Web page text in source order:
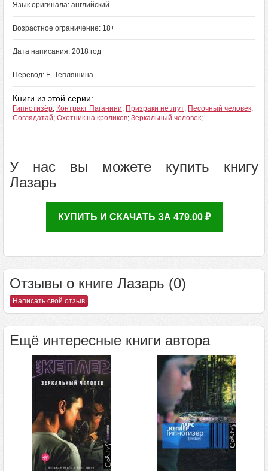
Язык оригинала: английский
Возрастное ограничение: 18+
Дата написания: 2018 год
Перевод: Е. Тепляшина
Книги из этой серии:
Гипнотизёр; Контракт Паганини; Призраки не лгут; Песочный человек;
Соглядатай; Охотник на кроликов; Зеркальный человек;
У нас вы можете купить книгу
Лазарь
КУПИТЬ И СКАЧАТЬ ЗА 479.00 ₽
Отзывы о книге Лазарь (0)
Написать свой отзыв
Ещё интересные книги автора